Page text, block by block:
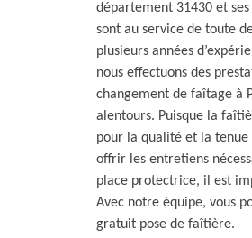
département 31430 et
sont au service de toute
plusieurs années
nous effectuons des
changement de faîtage à
alentours. Puisque la
pour la qualité et la tenue
offrir les entretiens
place protectrice, il est
Avec notre équipe, vous
gratuit pose de faîtière.